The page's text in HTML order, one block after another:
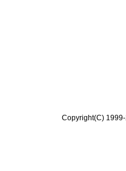
Copyright(C)